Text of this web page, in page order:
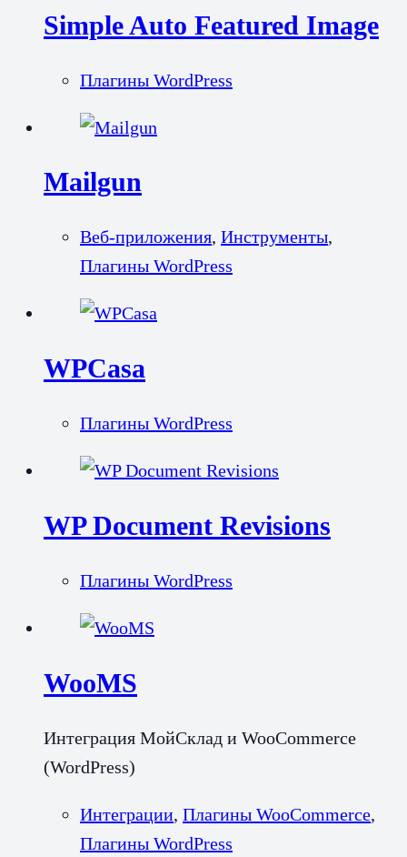
Simple Auto Featured Image
Плагины WordPress
Mailgun
Веб-приложения, Инструменты,
Плагины WordPress
WPCasa
Плагины WordPress
WP Document Revisions
Плагины WordPress
WooMS
Интеграция МойСклад и WooCommerce
(WordPress)
Интеграции, Плагины WooCommerce,
Плагины WordPress